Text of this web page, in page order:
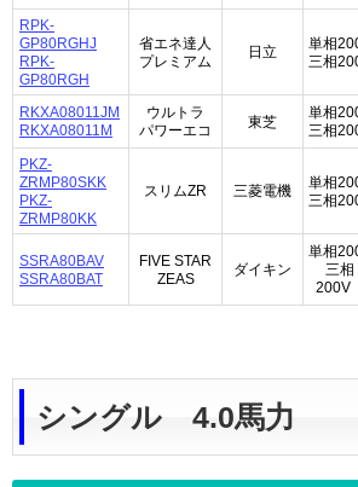
RPK-
GP80RGHJ
RPK-
GP80RGH
省エネ達人
プレミアム
日立
単相
三相
RKXA08011JM
RKXA08011M
ウルトラ
パワーエコ
東芝
単相
三相
PKZ-
ZRMP80SKK
PKZ-
ZRMP80KK
スリムZR 三菱電機
単相
三相
SSRA80BAV
SSRA80BAT
FIVE STAR
ZEAS
ダイキン
単相
三相
200V
シングル 4.0馬力